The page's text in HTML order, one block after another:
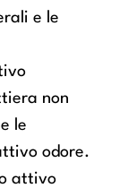
e le
non
le
odore.
attivo